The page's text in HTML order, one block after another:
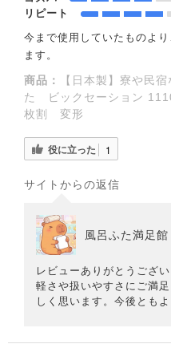
リピート
今まで使用していたものよ
ます。
商品：
【日本製】寮や民
た ビックセーション
枚割 変形
役に立った 1
サイトからの返信
風呂ふた満足
レビューありがとうござい
軽さや扱いやすさにご満
しく思います。今後とも